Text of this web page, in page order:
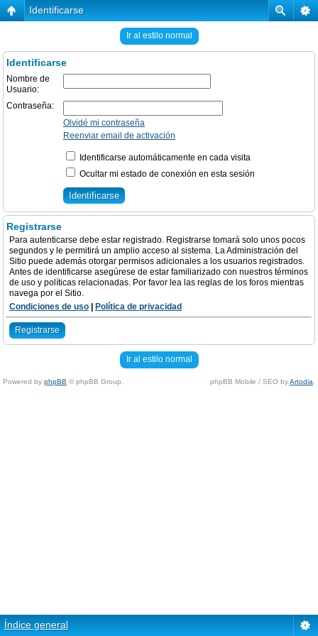
Identificarse
Ir al estilo normal
Identificarse
Nombre de
Usuario:
Contraseña:
Olvidé mi contraseña
Reenviar email de activación
Identificarse automáticamente en cada visita
Ocultar mi estado de conexión en esta sesión
Registrarse
Para autenticarse debe estar registrado. Registrarse tomará solo unos pocos
segundos y le permitirá un amplio acceso al sistema. La Administración del
Sitio puede además otorgar permisos adicionales a los usuarios registrados.
Antes de identificarse asegúrese de estar familiarizado con nuestros términos
de uso y políticas relacionadas. Por favor lea las reglas de los foros mientras
navega por el Sitio.
Condiciones de uso
Política de privacidad
Registrarse
Ir al estilo normal
Powered by phpBB © phpBB Group. phpBB Mobile / SEO byArtodia
Índice general